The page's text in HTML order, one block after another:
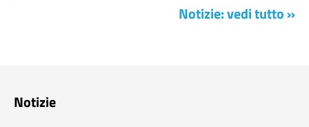
Notizie: vedi tutto »
Notizie